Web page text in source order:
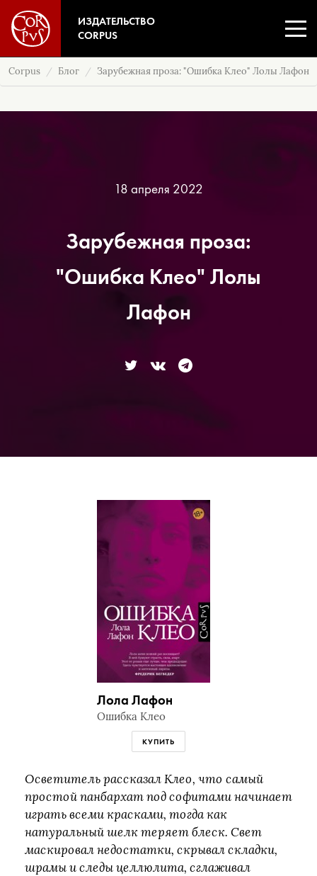
ИЗДАТЕЛЬСТВО
CORPUS
Corpus Блог Зарубежная проза: "Ошибка Клео" Лолы Лафон
18 апреля 2022
Зарубежная проза:
"Ошибка Клео" Лолы
Лафон
Лола Лафон
Ошибка Клео
КУПИТЬ
Осветитель рассказал Клео, что самый
простой панбархат под софитами начинает
играть всеми красками, тогда как
натуральный шелк теряет блеск. Свет
маскировал недостатки, скрывал складки,
шрамы и следы целлюлита, сглаживал